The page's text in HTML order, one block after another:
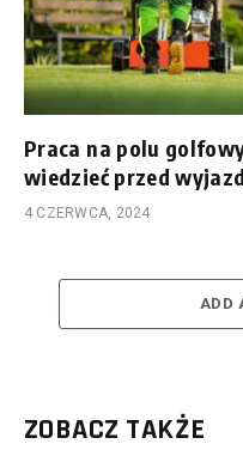
Praca na polu
wiedzieć przed
4 CZERWCA, 2024
ADD
ZOBACZ TAKŻE